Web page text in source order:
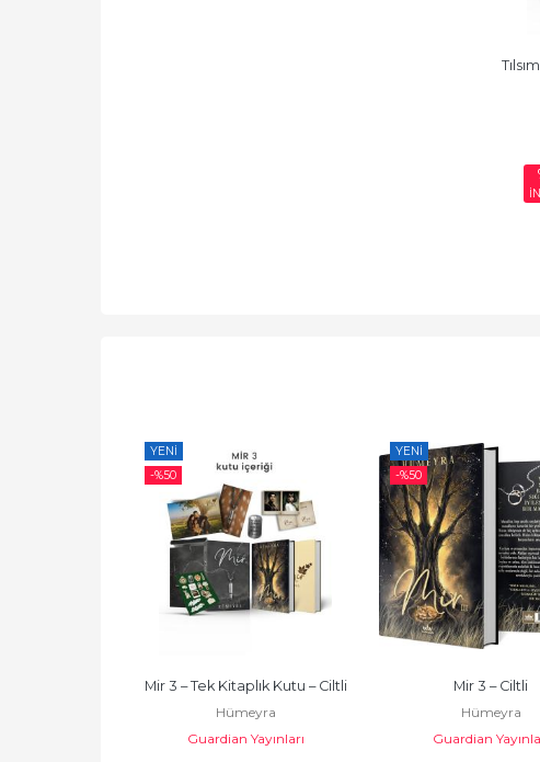
YENI
-%50
Mir 3 – Tek Kitaplık Kutu – Ciltli
Hümeyra
Guardian Yayınları
YENI
-%50
Mir 3 – Ciltli
Hümeyra
Guardian